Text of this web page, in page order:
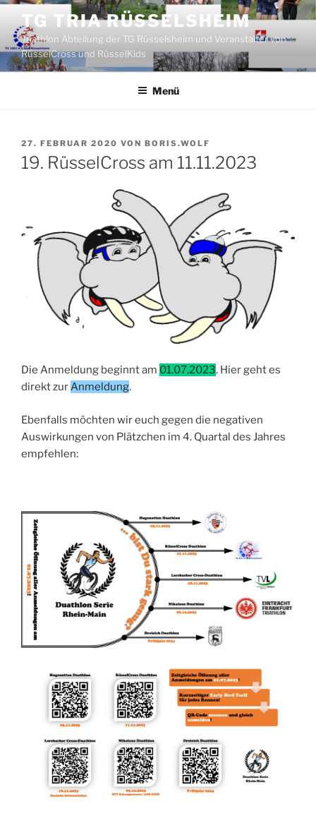
Zum
Inhalt
springen
TG TRIA RÜSSELSHEIM
Triathlon Abteilung der TG Rüsselsheim und Veranstalter von
RüsselCross und RüsselKids
Menü
VERÖFFENTLICHT
AM
27. FEBRUAR 2020 VON BORIS.WOLF
19. RüsselCross am 11.11.2023
Die Anmeldung beginnt am 01.07.2023. Hier geht es
direkt zurAnmeldung.
Ebenfalls möchten wir euch gegen die negativen
Auswirkungen von Plätzchen im 4. Quartal des Jahres
empfehlen: